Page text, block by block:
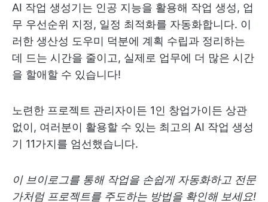
AI 작업 생성기는 인공 지능을 활용해 작업 생성, 업
무 우선순위 지정, 일정 최적화를 자동화합니다. 이
러한 생산성 도우미 덕분에 계획 수립과 정리하는
데 드는 시간을 줄이고, 실제로 업무에 더 많은 시간
을 할애할 수 있습니다!
노련한 프로젝트 관리자이든 1인 창업가이든 상관
없이, 여러분이 활용할 수 있는 최고의 AI 작업 생성
기 11가지를 엄선했습니다.
이 브이로그를 통해 작업을 손쉽게 자동화하고 전문
가처럼 프로젝트를 주도하는 방법을 확인해 보세요!